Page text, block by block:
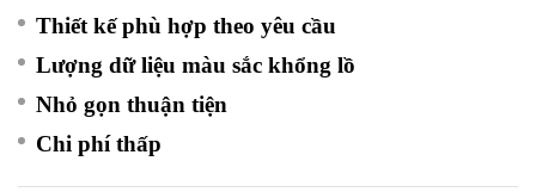
Thiết kế phù hợp theo yêu cầu
Lượng dữ liệu màu sắc khổng lồ
Nhỏ gọn thuận tiện
Chi phí thấp